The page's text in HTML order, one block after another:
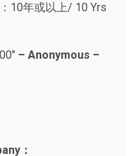
10年或以上/ 10 Yrs
– Anonymous –
：